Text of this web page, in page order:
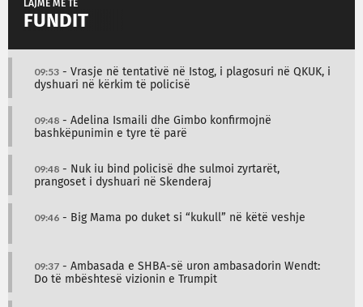
LAJME MË TË
FUNDIT
09:53 - Vrasje në tentativë në Istog, i plagosuri në QKUK, i
dyshuari në kërkim të policisë
09:48 - Adelina Ismaili dhe Gimbo konfirmojnë
bashkëpunimin e tyre të parë
09:48 - Nuk iu bind policisë dhe sulmoi zyrtarët,
prangoset i dyshuari në Skenderaj
09:46 - Big Mama po duket si “kukull” në këtë veshje
09:37 - Ambasada e SHBA-së uron ambasadorin Wendt:
Do të mbështesë vizionin e Trumpit